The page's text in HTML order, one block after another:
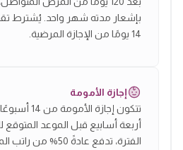
بإشعار مدته شهر واحد. يُشترط
14 يومًا من الإجازة المرضية.
إجازة الأمومة
تتكون إجازة
أربعة أسابيع قبل الموعد المتوقع
الفترة، تدفع عادةً